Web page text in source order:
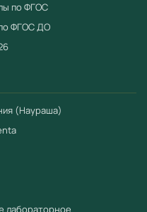
по ФГОС
ФГОС ДО
(Наураша)